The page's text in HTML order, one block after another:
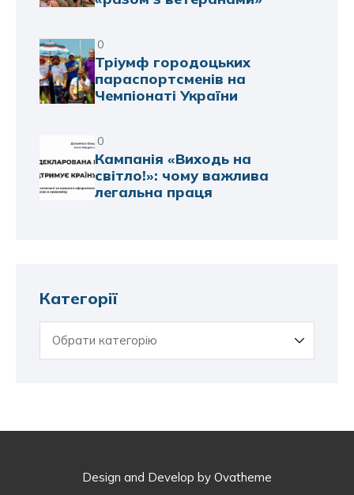
0
Тріумф городоцьких
параспортсменів на
Чемпіонаті України
0
Кампанія «Виходь на
світло!»: чому важлива
легальна праця
Категорії
Design and Develop by Ovatheme